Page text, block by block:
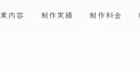
内容 制作実績 制作料金